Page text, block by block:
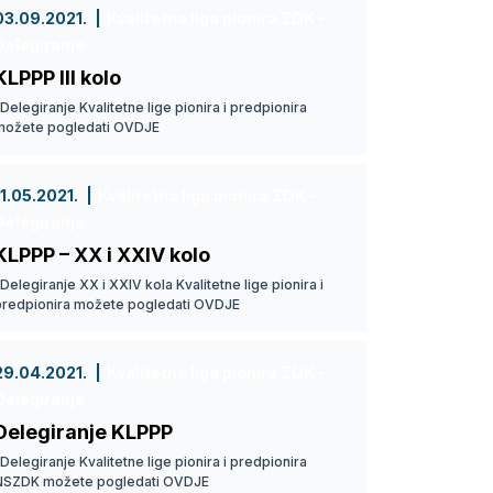
III kolo
Delegiranje Kvalitetne lige pionira i predpionira
pogledati OVDJE
– XX i XXIV kolo
Delegiranje XX i XXIV kola Kvalitetne lige pionira i
možete pogledati OVDJE
KLPPP
Delegiranje Kvalitetne lige pionira i predpionira
možete pogledati OVDJE